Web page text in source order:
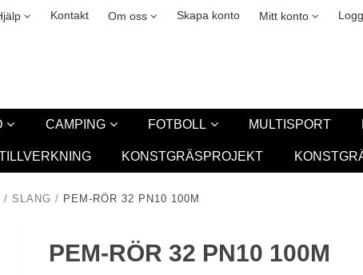
Kontakt Om oss
Leasing Skapa konto Mitt konto
CAMPING FOTBOLL MULTISPORT
KONSTGRÄSPROJEKT
/ SLANG / PEM-RÖR 32 PN10 100M
PEM-RÖR 32 PN10 100M